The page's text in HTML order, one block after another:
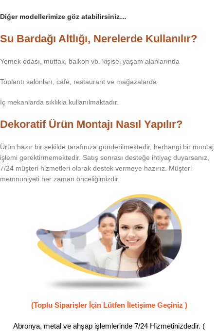
Diğer modellerimize göz atabilirsiniz…
Su Bardağı Altlığı, Nerelerde Kullanılır?
Yemek odası, mutfak, balkon vb. kişisel yaşam alanlarında
Toplantı salonları, cafe, restaurant ve mağazalarda
İç mekanlarda sıklıkla kullanılmaktadır.
Dekoratif Ürün Montajı Nasıl Yapılır?
Ürün hazır bir şekilde tarafınıza gönderilmektedir, herhangi bir montaj
işlemi gerektirmemektedir. Satış sonrası desteğe ihtiyaç duyarsanız,
7/24 müşteri hizmetleri olarak destek vermeye hazırız. Müşteri
memnuniyeti her zaman önceliğimizdir.
(Toplu Siparişler İçin Lütfen İletişime Geçiniz )
Abronya, metal ve ahşap işlemlerinde 7/24 Hizmetinizdedir. (